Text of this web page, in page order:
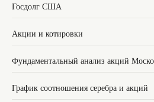
Госдолг США
Акции и котировки
Фундаментальный анализ акций
График соотношения серебра и акций